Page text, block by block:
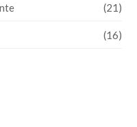
(21)
(16)